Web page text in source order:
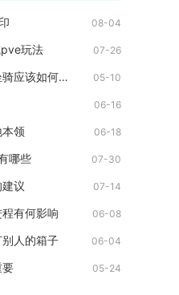
08-04
玩法 07-26
想要获得花千骨手游中的凤凰坐骑应该如何操作 05-10
06-16
领 06-18
哪些 07-30
议 07-14
有何影响 06-08
人的箱子 06-04
要 05-24